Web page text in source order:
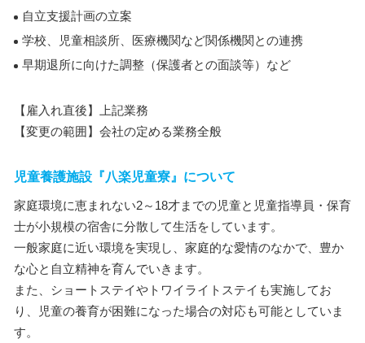
自立支援計画の立案
学校、児童相談所、医療機関など関係機関との連携
早期退所に向けた調整（保護者との面談等）など
【雇入れ直後】上記業務
【変更の範囲】会社の定める業務全般
児童養護施設『八楽児童寮』について
家庭環境に恵まれない2～18才までの児童と児童指導員・保育
士が小規模の宿舎に分散して生活をしています。
一般家庭に近い環境を実現し、家庭的な愛情のなかで、豊か
な心と自立精神を育んでいきます。
また、ショートステイやトワイライトステイも実施してお
り、児童の養育が困難になった場合の対応も可能としていま
す。